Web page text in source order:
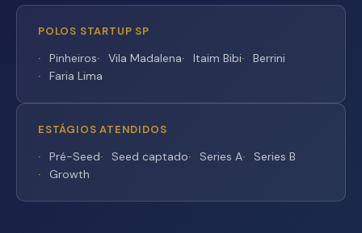
POLOS STARTUP SP
Pinheiros Vila Madalena Itaim Bibi
Berrini
Faria Lima
ESTÁGIOS ATENDIDOS
Pré-Seed Seed captado Series A
Series B
Growth